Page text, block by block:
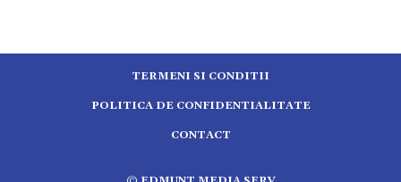
TERMENI SI CONDITII
POLITICA DE CONFIDENTIALITATE
CONTACT